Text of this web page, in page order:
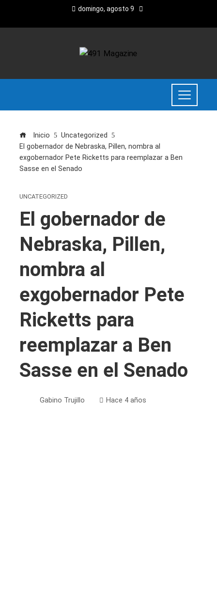
domingo, agosto 9
Inicio
Uncategorized
El gobernador de Nebraska, Pillen, nombra al
exgobernador Pete Ricketts para reemplazar a Ben
Sasse en el Senado
UNCATEGORIZED
El gobernador de
Nebraska, Pillen,
nombra al
exgobernador Pete
Ricketts para
reemplazar a Ben
Sasse en el Senado
Gabino Trujillo Hace 4 años